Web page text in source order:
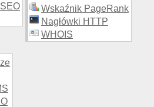
Wskaźnik PageRank
Nagłówki HTTP
WHOIS